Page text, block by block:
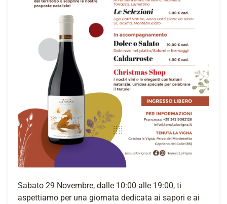
Sabato 29 Novembre, dalle 10:00 alle 19:00, ti
aspettiamo per una giornata dedicata ai sapori e ai